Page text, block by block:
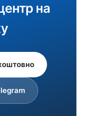
на